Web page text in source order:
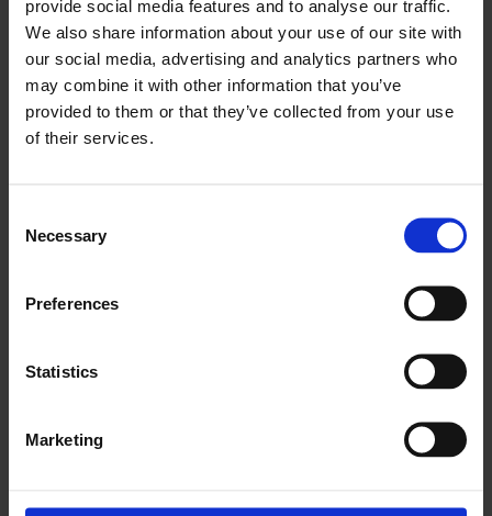
provide social media features and to analyse our traffic.
We also share information about your use of our site with
our social media, advertising and analytics partners who
may combine it with other information that you’ve
provided to them or that they’ve collected from your use
of their services.
Selection
Necessary
Preferences
Statistics
Marketing
Rozprávať niekomu o produkte alebo službe je
niečo iné, ako mu vysvetľovať dôvody, prečo by sa
oň mal zaujímať. Povedzte osobe, ktorú
odporúčate, ako vám Frontu pomohla, opíšte